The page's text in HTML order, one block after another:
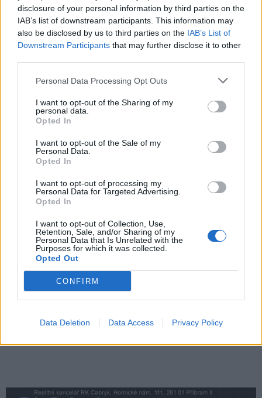
disclosure of your personal information by third parties on the
IAB’s list of downstream participants. This information may
also be disclosed by us to third parties on the IAB’s List of
Downstream Participants that may further disclose it to other
Personal Data Processing Opt Outs
I want to opt-out of the Sharing of my
personal data.
Opted In
I want to opt-out of the Sale of my
Personal Data.
Opted In
I want to opt-out of processing my
Personal Data for Targeted Advertising.
Opted In
I want to opt-out of Collection, Use,
Retention, Sale, and/or Sharing of my
Personal Data that Is Unrelated with the
Purposes for which it was collected.
Opted Out
CONFIRM
Data Deletion Data Access Privacy Policy
Předchozí článek
Archiv v Příbrami zve na
představení knihy Rokycansko:
68krát nej
Následující článek
Experimentální rap i temná
poezie. V pátek zahrají
v Příbrami P/\ST a Arleta
VÍCE OD AUTORA
Zpravodajství
Většina koupališť na Příbramsku nabízí
výborné podmínky. Horší voda je jen na
Živohošti
Zpravodajství
Příbram modernizuje parkovací automaty.
Přibudou i tři nové poblíž Svaté Hory
Kam na výlet se psem? Střední Čechy
nabízejí hrady, skanzeny i osvěžení
v přírodě